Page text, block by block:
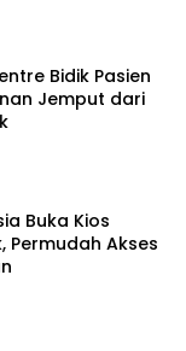
Bidik Pasien
Jemput dari
Buka Kios
Permudah Akses